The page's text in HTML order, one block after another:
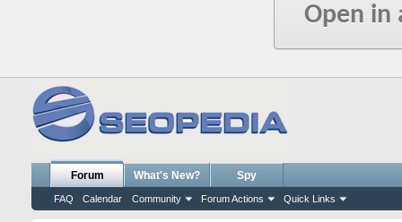
Open in
Forum
FAQ Calendar Community Forum Actions Quick Links
What's New? Spy